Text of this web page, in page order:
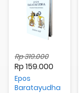
Rp 319.000
Rp 159.000
Epos
Baratayudha